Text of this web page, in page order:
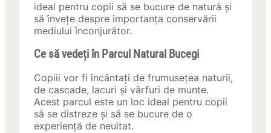
ideal pentru copii să se bucure de natură și
să învețe despre importanța conservării
mediului înconjurător.
Ce să vedeți în Parcul Natural Bucegi
Copiii vor fi încântați de frumusețea naturii,
de cascade, lacuri și vârfuri de munte.
Acest parcul este un loc ideal pentru copii
să se distreze și să se bucure de o
experiență de neuitat.